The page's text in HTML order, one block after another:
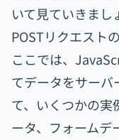
いて見ていきまし
POSTリクエスト
ここでは、
てデータをサー
て、いくつかの実
ータ、フォームデ